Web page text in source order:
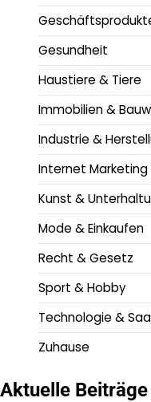
Gesundheit
Haustiere & Tiere
Immobilien &
Industrie &
Internet Marketing
Kunst &
Mode & Einkaufen
Recht & Gesetz
Sport & Hobby
Technologie &
Zuhause
Aktuelle Beiträge